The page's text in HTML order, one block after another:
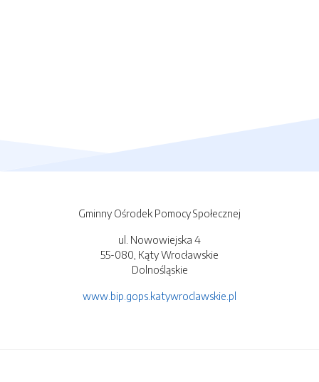
Gminny Ośrodek Pomocy Społecznej
ul. Nowowiejska 4
55-080, Kąty Wrocławskie
Dolnośląskie
www.bip.gops.katywroclawskie.pl